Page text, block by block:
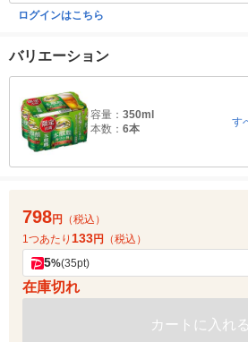
ログインはこちら
バリエーション
容量： 350ml
本数： 6本
す
798円
（税込）
1つあたり 133円 （税込）
5%(35pt)
在庫切れ
カートに入れる